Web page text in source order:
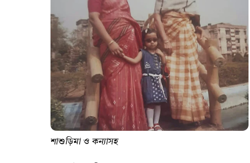
শাশুড়িমা ও কন্যাসহ